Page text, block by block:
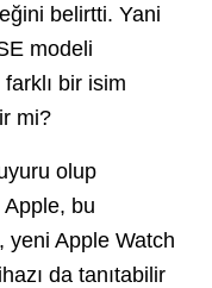
belirtti. Yani
modeli
bir isim
mi?
olup
Apple, bu
yeni Apple Watch
da tanıtabilir